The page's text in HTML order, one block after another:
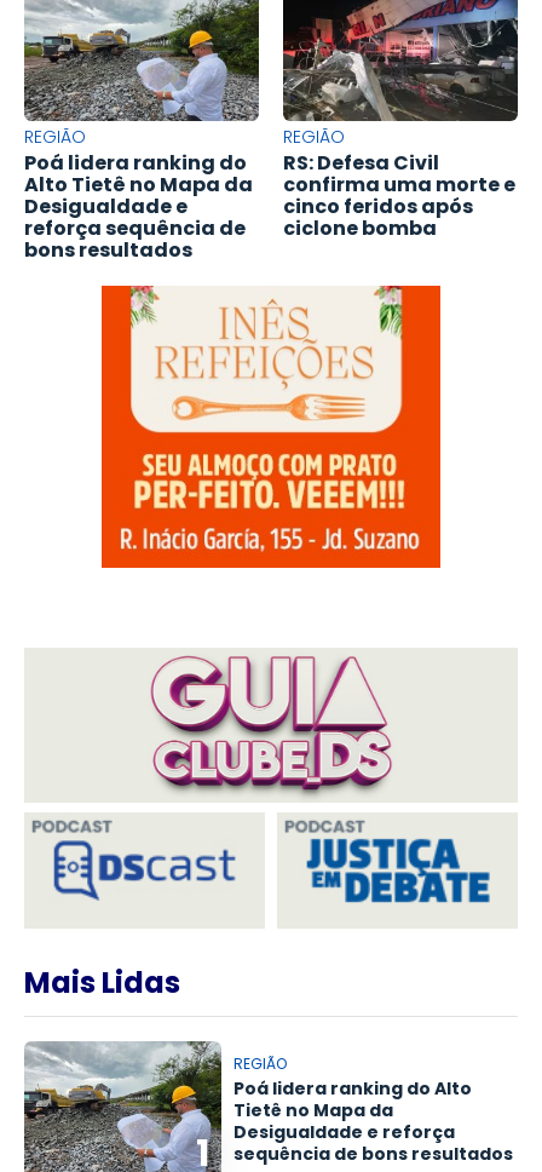
REGIÃO
Poá lidera ranking do
Alto Tietê no Mapa da
Desigualdade e
reforça sequência de
bons resultados
REGIÃO
RS: Defesa Civil
confirma uma morte e
cinco feridos após
ciclone bomba
Mais Lidas
1
REGIÃO
Poá lidera ranking do Alto
Tietê no Mapa da
Desigualdade e reforça
sequência de bons resultados